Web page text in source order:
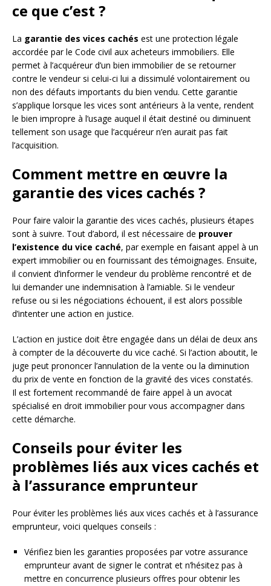
ce que c’est ?
La garantie des vices cachés est une protection légale
accordée par le Code civil aux acheteurs immobiliers. Elle
permet à l’acquéreur d’un bien immobilier de se retourner
contre le vendeur si celui-ci lui a dissimulé volontairement ou
non des défauts importants du bien vendu. Cette garantie
s’applique lorsque les vices sont antérieurs à la vente, rendent
le bien impropre à l’usage auquel il était destiné ou diminuent
tellement son usage que l’acquéreur n’en aurait pas fait
l’acquisition.
Comment mettre en œuvre la
garantie des vices cachés ?
Pour faire valoir la garantie des vices cachés, plusieurs étapes
sont à suivre. Tout d’abord, il est nécessaire de prouver
l’existence du vice caché, par exemple en faisant appel à un
expert immobilier ou en fournissant des témoignages. Ensuite,
il convient d’informer le vendeur du problème rencontré et de
lui demander une indemnisation à l’amiable. Si le vendeur
refuse ou si les négociations échouent, il est alors possible
d’intenter une action en justice.
L’action en justice doit être engagée dans un délai de deux ans
à compter de la découverte du vice caché. Si l’action aboutit, le
juge peut prononcer l’annulation de la vente ou la diminution
du prix de vente en fonction de la gravité des vices constatés.
Il est fortement recommandé de faire appel à un avocat
spécialisé en droit immobilier pour vous accompagner dans
cette démarche.
Conseils pour éviter les
problèmes liés aux vices cachés et
à l’assurance emprunteur
Pour éviter les problèmes liés aux vices cachés et à l’assurance
emprunteur, voici quelques conseils :
Vérifiez bien les garanties proposées par votre assurance
emprunteur avant de signer le contrat et n’hésitez pas à
mettre en concurrence plusieurs offres pour obtenir les